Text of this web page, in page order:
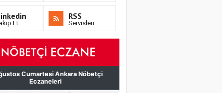
Et
RSS
Servisleri